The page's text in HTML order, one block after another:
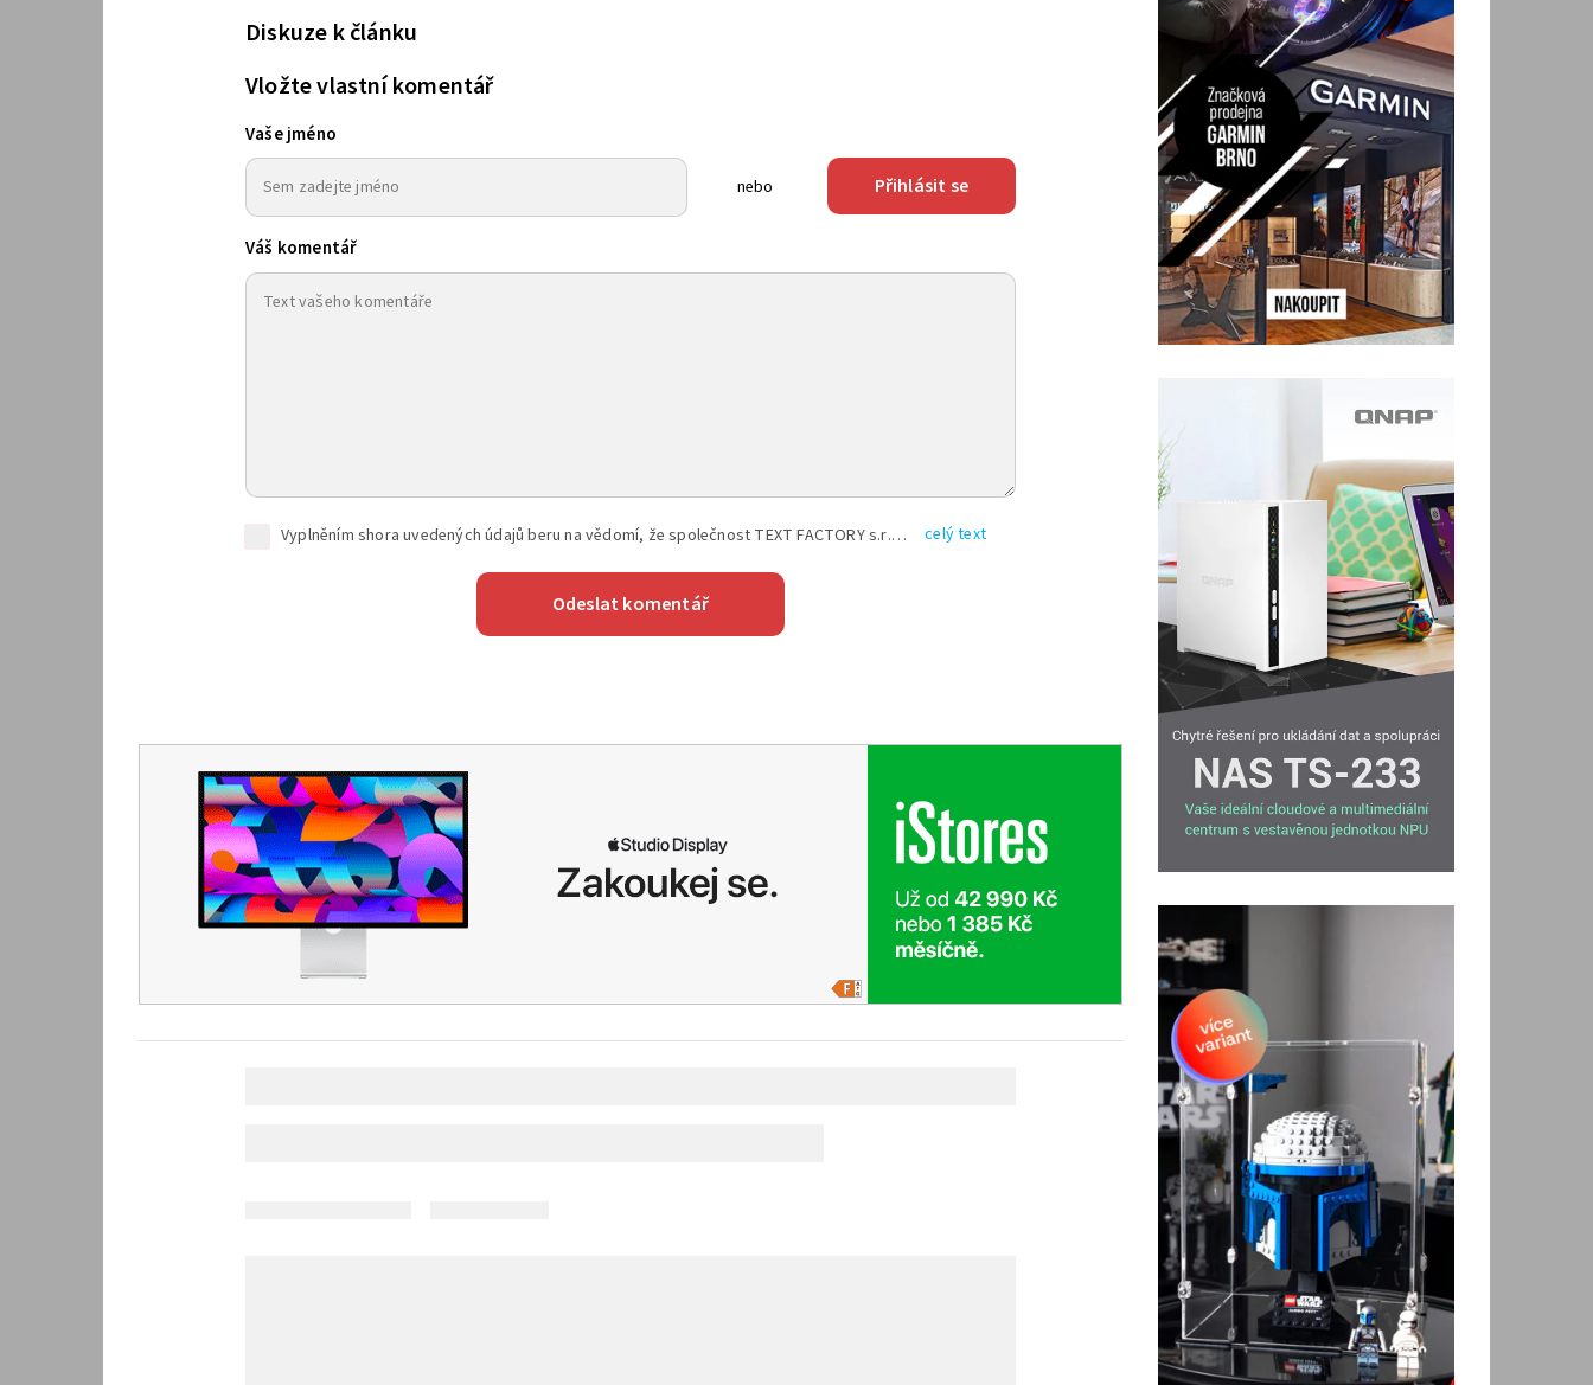
Diskuze k článku
Vložte vlastní komentář
Vaše jméno
nebo Přihlásit se
Váš komentář
Vyplněním shora uvedených údajů beru na vědomí, že společnost TEXT FACTORY s.r.o., sídlem Brno, Durďákova 336/29, Černá Pole, PSČ: 613 00, IČ: 06157831, zapsané u Krajského soudu v Brně, oddíl C, vložka 100399, bude zpracovávat mé osobní údaje uvedené v rámci mnou vyplněného registračního formuláře na základě oprávněných zájmů TEXT FACTORY s.r.o. dle čl. 6 odst. 1 písm. f) GDPR a pro splnění právních povinností (čl. 6 odst. 1 písm. c) GDPR), a to pro tyto účely: nezbytnost zajistit oprávnění návštěvníka webových stránek provozovaných společností TEXT FACTORY s.r.o. přispívat aktivně ke zveřejněným článkům nebo v rámci diskusních fór a výkon práv TEXT FACTORY s.r.o. jako administrátora těchto diskusních fór. Více informací o zpracování osobních údajů a právech lze nalézt v celý text